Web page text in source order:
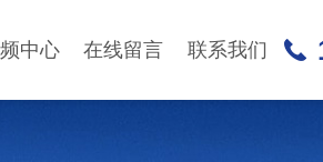
中心 在线留言 联系我们